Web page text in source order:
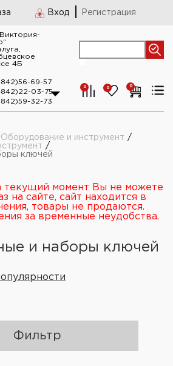
Вход Регистрация
4Б
69-57
03-75
32-73
0 0 0
Оборудование и инструмент /
/
ключей
текущий момент Вы не можете
на сайте, сайт находится в
товары не продаются.
за временные неудобства.
и наборы ключей
Фильтр